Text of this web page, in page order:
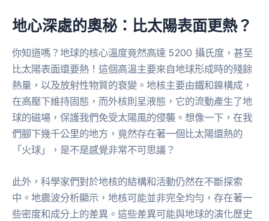
地心深處的奧秘：比太陽表面更熱？
你知道嗎？地球的核心溫度竟然高達 5200 攝氏度，甚至
比太陽表面還要熱！這個高溫主要來自地球形成時的殘餘
熱量，以及放射性物質的衰變。地核主要由鐵和鎳構成，
在高壓下維持固態，而外核則呈液態，它的流動產生了地
球的磁場，保護我們免受太陽風的侵襲。想像一下，在我
們腳下幾千公里的地方，竟然存在著一個比太陽還熱的
「火球」，是不是感覺非常不可思議？
此外，科學家們對於地核的結構和活動仍然在不斷探索
中。地震波分析顯示，地核可能並非完全均勻，存在著一
些密度和成分上的差異。這些差異可能與地球的演化歷史